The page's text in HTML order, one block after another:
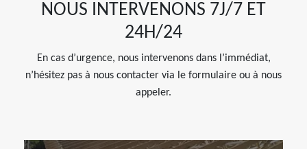
NOUS INTERVENONS 7J/7 ET
24H/24
En cas d’urgence, nous intervenons dans l’immédiat,
n’hésitez pas à nous contacter via le formulaire ou à nous
appeler.